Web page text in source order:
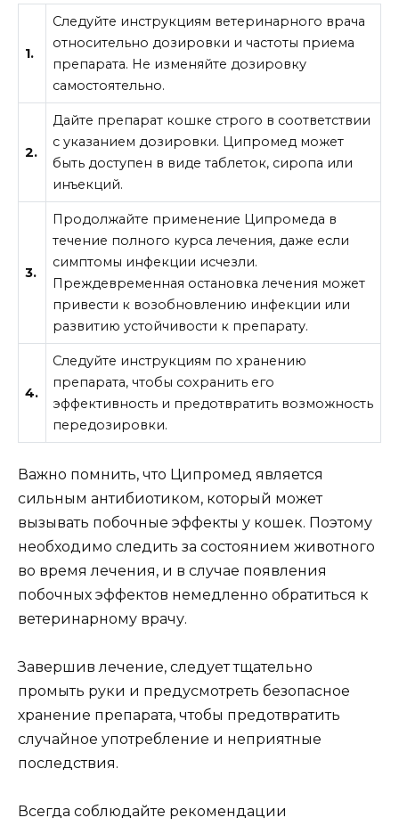
1.
Следуйте инструкциям ветеринарного врача
относительно дозировки и частоты приема
препарата. Не изменяйте дозировку
самостоятельно.
2.
Дайте препарат кошке строго в соответствии
с указанием дозировки. Ципромед может
быть доступен в виде таблеток, сиропа или
инъекций.
3.
Продолжайте применение Ципромеда в
течение полного курса лечения, даже если
симптомы инфекции исчезли.
Преждевременная остановка лечения может
привести к возобновлению инфекции или
развитию устойчивости к препарату.
4.
Следуйте инструкциям по хранению
препарата, чтобы сохранить его
эффективность и предотвратить возможность
передозировки.
Важно помнить, что Ципромед является
сильным антибиотиком, который может
вызывать побочные эффекты у кошек. Поэтому
необходимо следить за состоянием животного
во время лечения, и в случае появления
побочных эффектов немедленно обратиться к
ветеринарному врачу.
Завершив лечение, следует тщательно
промыть руки и предусмотреть безопасное
хранение препарата, чтобы предотвратить
случайное употребление и неприятные
последствия.
Всегда соблюдайте рекомендации